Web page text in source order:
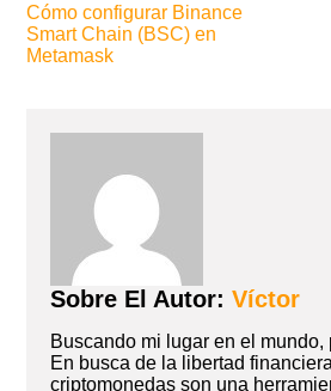
Cómo configurar Binance
Smart Chain (BSC) en
Metamask
Sobre El Autor:Víctor
Buscando mi lugar en el mundo,
En busca de la libertad
criptomonedas son una